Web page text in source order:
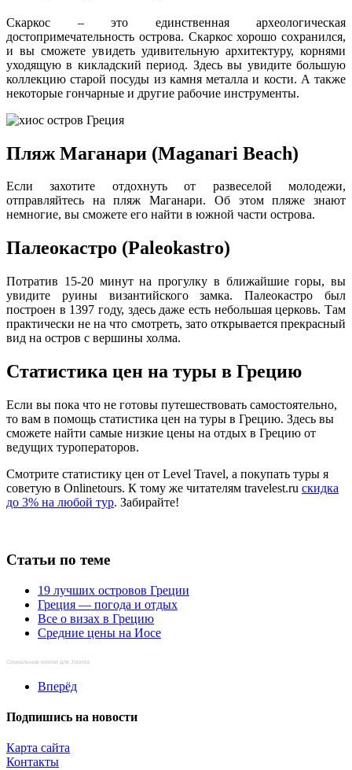
Скаркос – это единственная археологическая
достопримечательность острова. Скаркос хорошо сохранился,
и вы сможете увидеть удивительную архитектуру, корнями
уходящую в кикладский период. Здесь вы увидите большую
коллекцию старой посуды из камня металла и кости. А также
некоторые гончарные и другие рабочие инструменты.
Пляж Маганари (Maganari Beach)
Если захотите отдохнуть от развеселой молодежи,
отправляйтесь на пляж Маганари. Об этом пляже знают
немногие, вы сможете его найти в южной части острова.
Палеокастро (Paleokastro)
Потратив 15-20 минут на прогулку в ближайшие горы, вы
увидите руины византийского замка. Палеокастро был
построен в 1397 году, здесь даже есть небольшая церковь. Там
практически не на что смотреть, зато открывается прекрасный
вид на остров с вершины холма.
Статистика цен на туры в Грецию
Если вы пока что не готовы путешествовать самостоятельно,
то вам в помощь статистика цен на туры в Грецию. Здесь вы
сможете найти самые низкие цены на отдых в Грецию от
ведущих туроператоров.
Смотрите статистику цен от Level Travel, а покупать туры я
советую в Onlinetours. К тому же читателям travelest.ru скидка
до 3% на любой тур. Забирайте!
Статьи по теме
19 лучших островов Греции
Греция — погода и отдых
Все о визах в Грецию
Средние цены на Иосе
Социальные кнопки для Joomla
Вперёд
Подпишись на новости
Карта сайта
Контакты